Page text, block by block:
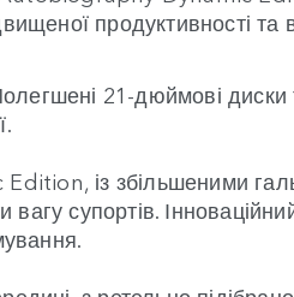
продуктивності та
21-дюймові
із збільшеними
супортів.